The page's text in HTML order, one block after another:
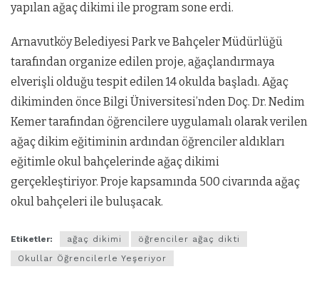
yapılan ağaç dikimi ile program sone erdi.
Arnavutköy Belediyesi Park ve Bahçeler Müdürlüğü
tarafından organize edilen proje, ağaçlandırmaya
elverişli olduğu tespit edilen 14 okulda başladı. Ağaç
dikiminden önce Bilgi Üniversitesi’nden Doç. Dr. Nedim
Kemer tarafından öğrencilere uygulamalı olarak verilen
ağaç dikim eğitiminin ardından öğrenciler aldıkları
eğitimle okul bahçelerinde ağaç dikimi
gerçekleştiriyor. Proje kapsamında 500 civarında ağaç
okul bahçeleri ile buluşacak.
Etiketler: ağaç dikimi
öğrenciler ağaç dikti
Okullar Öğrencilerle Yeşeriyor